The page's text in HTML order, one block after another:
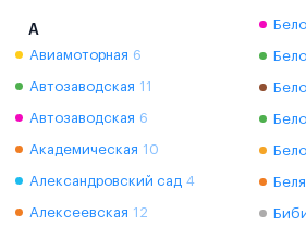
А
Авиамоторная 6
Автозаводская 11
Автозаводская 6
Академическая 10
Александровский сад 4
Алексеевская 12